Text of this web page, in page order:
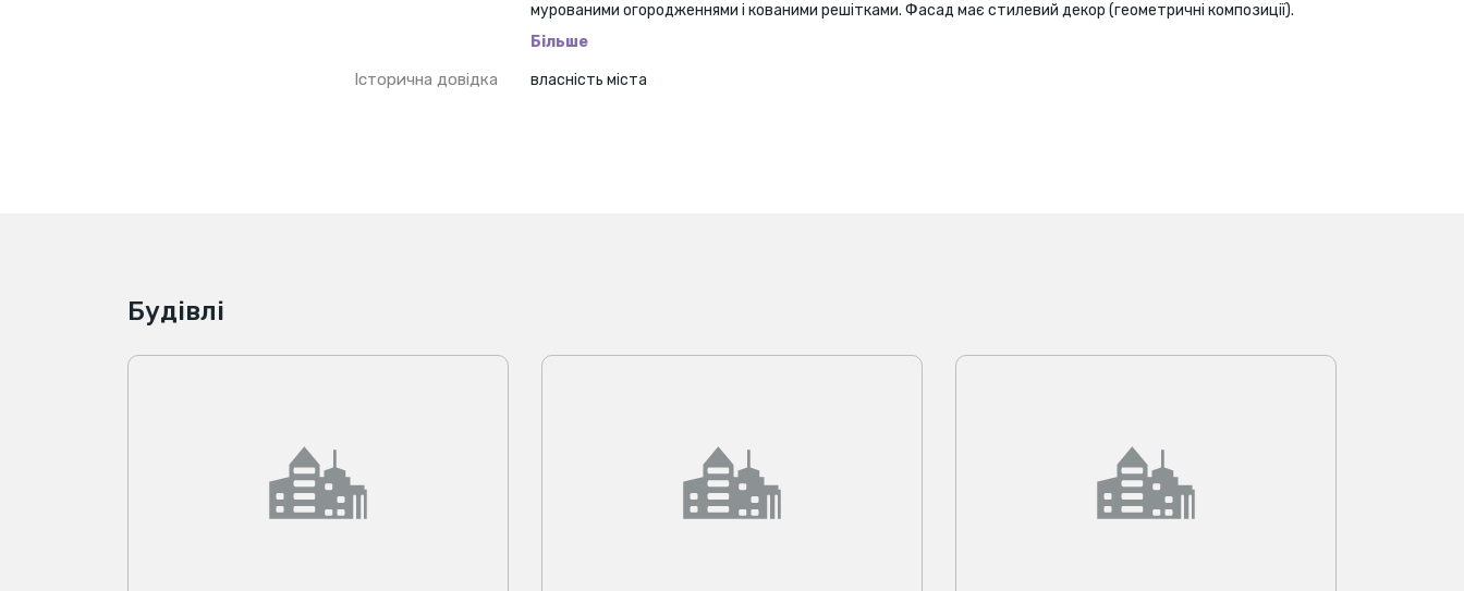
мурованими огородженнями і кованими решітками. Фасад має стилевий декор (геометричні композиції).
Технічний стан споруди частково незадовільний (незадовільний стан штукатурки, балконів, ліпного
Більше
Історична довідка власність міста
Будівлі